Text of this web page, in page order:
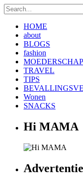
HOME
about
BLOGS
fashion
MOEDERSCHAP
TRAVEL
TIPS
Wonen
SNACKS
Hi MAMA
Advertentie